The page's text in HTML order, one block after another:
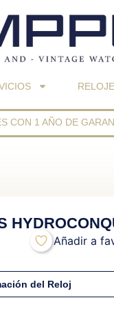
CON 1 AÑO DE
Añadir a
del Reloj